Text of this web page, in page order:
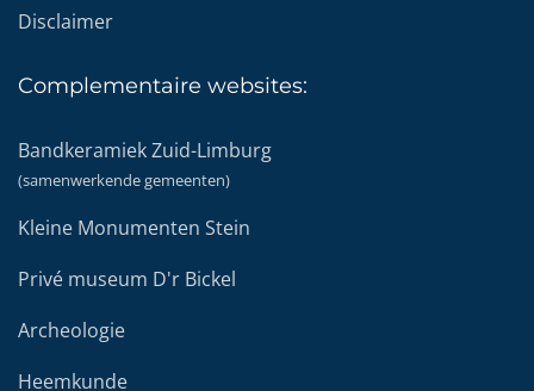
Disclaimer
Complementaire websites:
Bandkeramiek Zuid-Limburg
(samenwerkende gemeenten)
Kleine Monumenten Stein
Privé museum D'r Bickel
Archeologie
Heemkunde